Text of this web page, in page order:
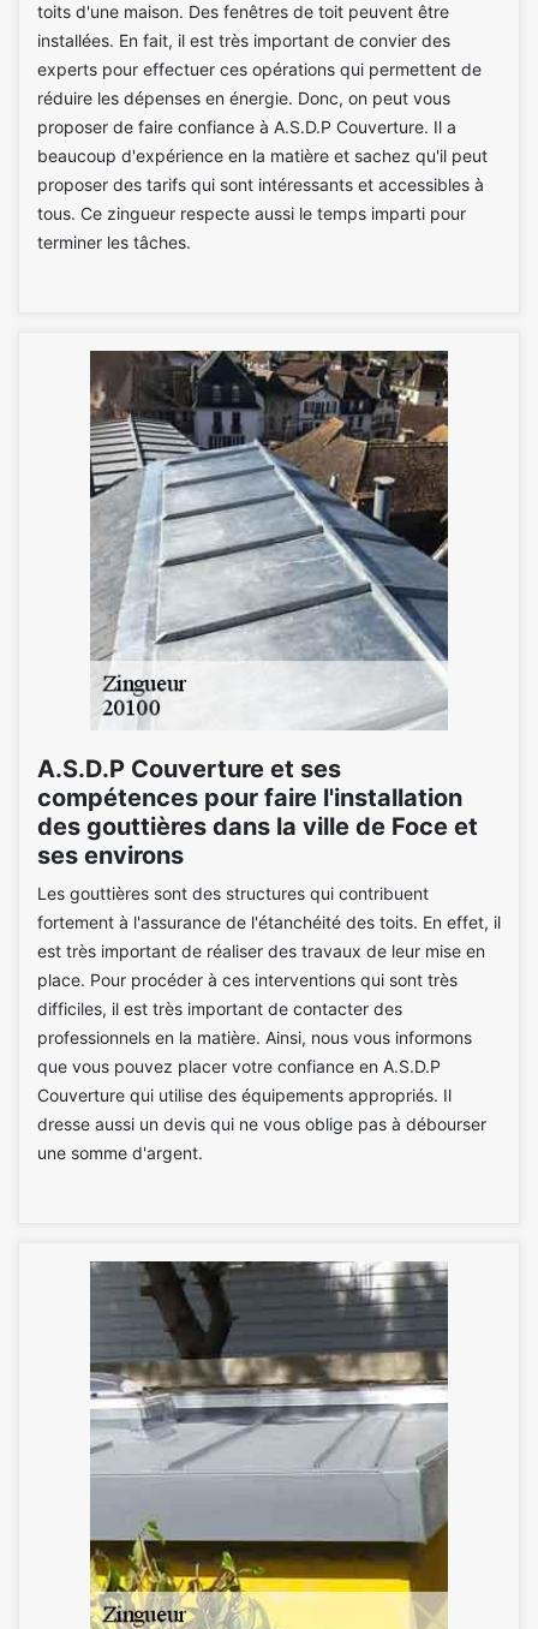
toits d'une maison. Des fenêtres de toit peuvent être
installées. En fait, il est très important de convier des
experts pour effectuer ces opérations qui permettent de
réduire les dépenses en énergie. Donc, on peut vous
proposer de faire confiance à A.S.D.P Couverture. Il a
beaucoup d'expérience en la matière et sachez qu'il peut
proposer des tarifs qui sont intéressants et accessibles à
tous. Ce zingueur respecte aussi le temps imparti pour
terminer les tâches.
A.S.D.P Couverture et ses
compétences pour faire l'installation
des gouttières dans la ville de Foce et
ses environs
Les gouttières sont des structures qui contribuent
fortement à l'assurance de l'étanchéité des toits. En effet, il
est très important de réaliser des travaux de leur mise en
place. Pour procéder à ces interventions qui sont très
difficiles, il est très important de contacter des
professionnels en la matière. Ainsi, nous vous informons
que vous pouvez placer votre confiance en A.S.D.P
Couverture qui utilise des équipements appropriés. Il
dresse aussi un devis qui ne vous oblige pas à débourser
une somme d'argent.